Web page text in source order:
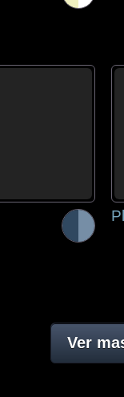
Ver